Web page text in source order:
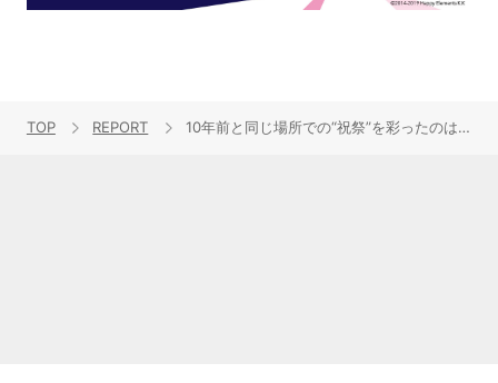
TOP REPORT 10年前と同じ場所での“祝祭”を彩ったのは、“今の大橋彩香”だからこそできた挑戦！“Ayaka Ohashi Oneman Live『Fiesta』”ライブレポート